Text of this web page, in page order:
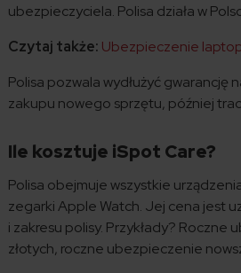
ubezpieczyciela. Polisa działa w
Czytaj także: Ubezpieczenie
Polisa pozwala wydłużyć gwarancję
zakupu nowego sprzętu, później
Ile kosztuje iSpot Care?
Polisa obejmuje wszystkie
zegarki Apple Watch. Jej cena jest
i zakresu polisy. Przykłady?
złotych, roczne ubezpieczenie